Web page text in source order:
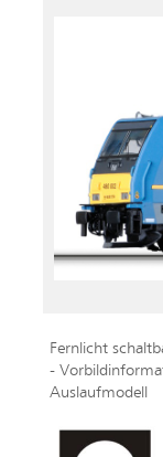
Fernlicht
-
Auslaufmodell